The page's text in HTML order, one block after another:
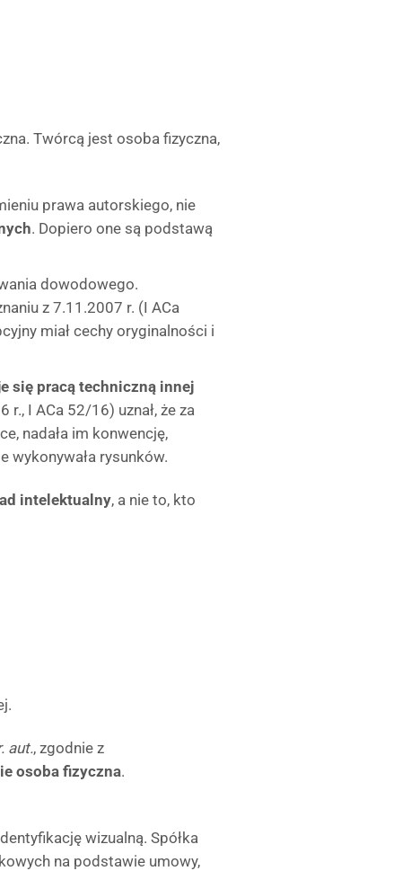
Twórcą jest osoba fizyczna,
prawa autorskiego, nie
. Dopiero one są podstawą
dowodowego.
z 7.11.2007 r. (I ACa
miał cechy oryginalności i
się pracą techniczną innej
I ACa 52/16) uznał, że za
nadała im konwencję,
wykonywała rysunków.
intelektualny, a nie to, kto
aut., zgodnie z
osoba fizyczna.
wizualną. Spółka
na podstawie umowy,